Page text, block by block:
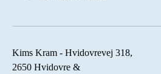
Kims Kram - Hvidovrevej 318,
2650 Hvidovre &